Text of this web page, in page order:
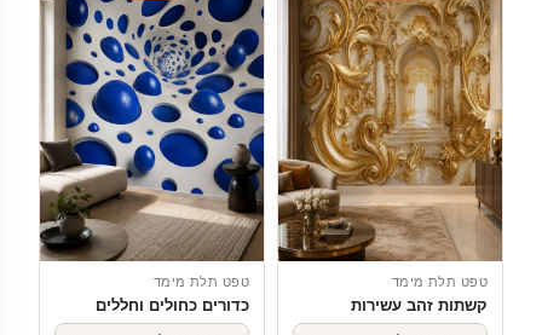
טפט תלת מימד
קשתות זהב עשירות
טפט תלת מימד
כדורים כחולים וחללים